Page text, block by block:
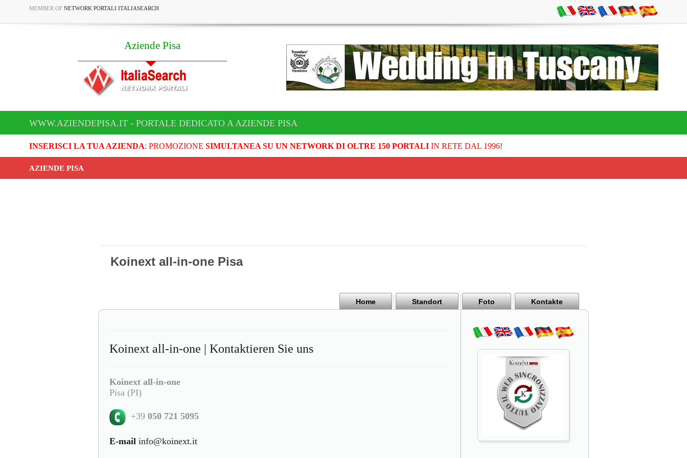
MEMBER OF NETWORK PORTALI ITALIASEARCH
Aziende Pisa
WWW.AZIENDEPISA.IT - PORTALE DEDICATO A AZIENDE PISA
INSERISCI LA TUA AZIENDA: PROMOZIONE SIMULTANEA SU UN NETWORK DI OLTRE 150 PORTALIIN RETE DAL 1996!
AZIENDE PISA
Koinext all-in-one Pisa
Home Standort Foto Kontakte
Koinext all-in-one | Kontaktieren Sie uns
Koinext all-in-one
Pisa (PI)
+39 050 721 5095
E-mail info@koinext.it